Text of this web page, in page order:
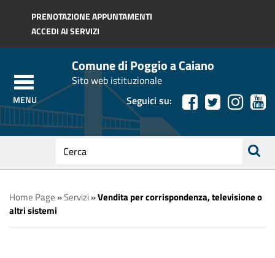
Regione Toscana
PRENOTAZIONE APPUNTAMENTI
ACCEDI AI SERVIZI
Comune di Poggio a Caiano
Sito web istituzionale
Seguici su:
testo
da
cercare
ricerca
Home Page »Servizi»Vendita per corrispondenza, televisione o
altri sistemi